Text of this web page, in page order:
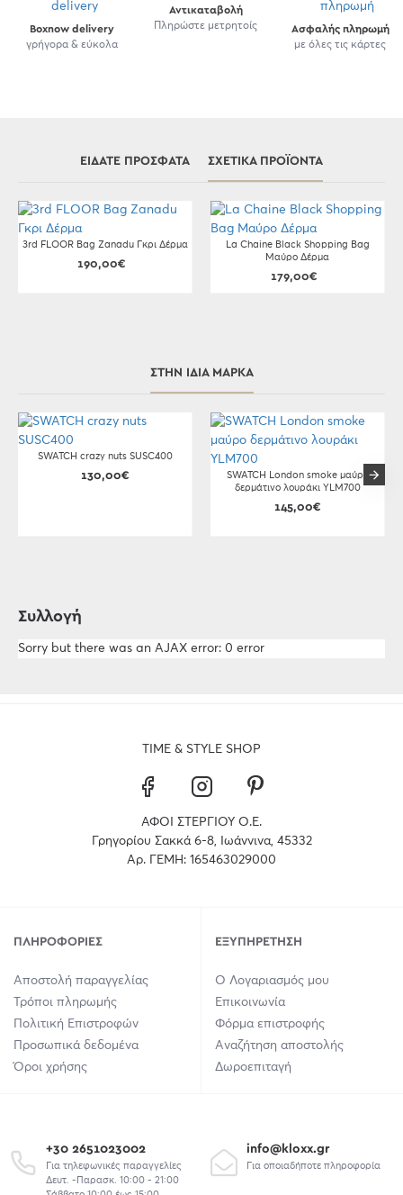
Boxnow delivery
γρήγορα & εύκολα
Αντικαταβολή
Πληρώστε μετρητοίς
Ασφαλής πληρωμή
με όλες τις κάρτες
ΕΊΔΑΤΕ ΠΡΌΣΦΑΤΑ ΣΧΕΤΙΚΆ ΠΡΟΪΌΝΤΑ
3rd FLOOR Bag Zanadu Γκρι Δέρμα
190,00€
La Chaine Black Shopping Bag
Μαύρο Δέρμα
179,00€
ΣΤΗΝ ΊΔΙΑ ΜΆΡΚΑ
SWATCH crazy nuts SUSC400
130,00€
SWATCH London smoke μαύρο
δερμάτινο λουράκι YLM700
145,00€
Συλλογή
Sorry but there was an AJAX error: 0 error
TIME & STYLE SHOP
ΑΦΟΙ ΣΤΕΡΓΙΟΥ Ο.Ε.
Γρηγορίου Σακκά 6-8, Ιωάννινα, 45332
Αρ. ΓΕΜΗ: 165463029000
ΠΛΗΡΟΦΟΡΊΕΣ
Αποστολή παραγγελίας
Τρόποι πληρωμής
Πολιτική Επιστροφών
Προσωπικά δεδομένα
Όροι χρήσης
ΕΞΥΠΗΡΈΤΗΣΗ
Ο Λογαριασμός μου
Επικοινωνία
Φόρμα επιστροφής
Αναζήτηση αποστολής
Δωροεπιταγή
+30 2651023002
Για τηλεφωνικές παραγγελίες
Δευτ. -Παρασκ. 10:00 - 21:00
info@kloxx.gr
Για οποιαδήποτε πληροφορία